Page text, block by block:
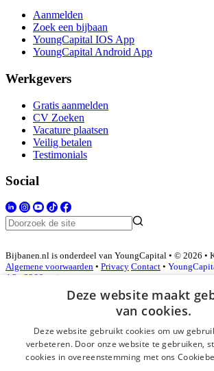
Aanmelden
Zoek een bijbaan
YoungCapital IOS App
YoungCapital Android App
Werkgevers
Gratis aanmelden
CV Zoeken
Vacature plaatsen
Veilig betalen
Testimonials
Social
Bijbanen.nl is onderdeel van YoungCapital • © 2026 •
Algemene voorwaarden • Privacy Contact •
4.3 - 3366 reviews
Inloggen als bedrijf
*
Deze website maakt
van cookies.
Deze website gebruikt cookies om uw
verbeteren. Door onze website te gebruiken,
cookies in overeenstemming met ons